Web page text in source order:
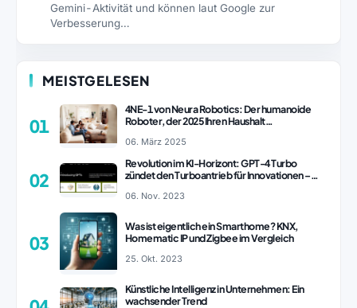
Gemini-Aktivität und können laut Google zur
Verbesserung…
MEISTGELESEN
01
4NE-1 von Neura Robotics: Der humanoide
Roboter, der 2025 Ihren Haushalt
06. März 2025
02
Revolution im KI-Horizont: GPT-4 Turbo
zündet den Turboantrieb für Innovationen –
06. Nov. 2023
03
Was ist eigentlich ein Smarthome? KNX,
Homematic IP und Zigbee im Vergleich
25. Okt. 2023
Künstliche Intelligenz in Unternehmen: Ein
wachsender Trend